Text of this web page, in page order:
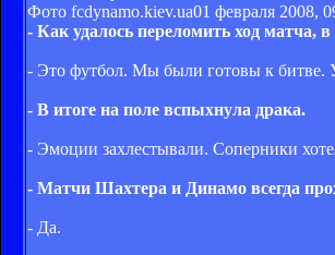
Фото fcdynamo.kiev.ua01 февраля 2008,
- Как удалось переломить ход матча,
- Это футбол. Мы были готовы к битве.
- В итоге на поле вспыхнула драка.
- Эмоции захлестывали. Соперники
- Матчи Шахтера и Динамо всегда
- Да.